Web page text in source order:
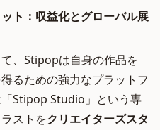
ト：収益化とグローバル展
、Stipopは自身の作品を
るための強力なプラットフ
Stipop Studio」という専
ストをクリエイターズスタ